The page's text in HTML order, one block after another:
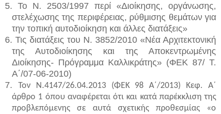
5. Το Ν. 2503/1997 περί «Διοίκησης, οργάνωσης,
στελέχωσης της περιφέρειας, ρύθμισης θεμάτων για
την τοπική αυτοδιοίκηση και άλλες διατάξεις»
6. Τις διατάξεις του Ν. 3852/2010 «Νέα Αρχιτεκτονική
της Αυτοδιοίκησης και της Αποκεντρωμένης
Διοίκησης- Πρόγραμμα Καλλικράτης» (ΦΕΚ 87/ Τ.
Α΄/07-06-2010)
7. Τον Ν.4147/26.04.2013 (ΦΕΚ 98 Α΄/2013) Κεφ. Α΄
άρθρο 1 όπου αναφέρεται ότι και κατά παρέκκλιση της
προβλεπόμενης σε αυτά σχετικής προθεσμίας «ο